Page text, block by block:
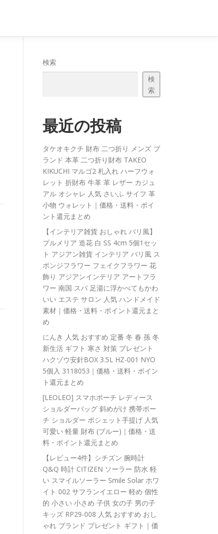
検索
検
索
最近の投稿
タケオキクチ 財布 二つ折り メンズ ブ
ランド 本革 二つ折り財布 TAKEO
KIKUCHI マルゴ2 札入れ ハーフウォ
レット 折財布 牛革 革 レザー カジュ
アル オシャレ 人気 さいふ サイフ 革
小物 ウォレット｜価格・送料・ポイ
ント還元まとめ
【インテリア雑貨 おしゃれ バリ風】
プルメリア 造花 白 SS 4cm 5個1セッ
ト アジアン雑貨 インテリア バリ風 ス
ポンジフラワー フェイクフラワー 花
飾り アジアンインテリア アートフラ
ワー 南国 スパ 足湯に浮かべてもかわ
いい エステ サロン 人気 ハンドメイド
素材｜価格・送料・ポイント還元まと
め
にんき 人気 おすすめ 定番 冬 春 孫 冬
新生活 ギフト 寒さ 対策 プレゼント
ハクゾウ安針BOX 3.5L HZ-001 NYO
5個入 3118053｜価格・送料・ポイン
ト還元まとめ
[LEOLEO] スマホポーチ レディース
ショルダーバッグ 斜めがけ 携帯ポー
チ ショルダー ポシェット手提げ 人気
可愛い 軽量 財布 (ブルー)｜価格・送
料・ポイント還元まとめ
【レビュー4件】シチズン 腕時計
Q&Q 時計 CITIZEN ソーラー 防水 軽
い スマイルソーラー Smile Solar ホワ
イト 002 サフランイエロー 軽め 個性
的 小さい 小さめ 子供 女の子 男の子
キッズ RP29-008 人気 おすすめ おし
ゃれ ブランド プレゼント ギフト｜価